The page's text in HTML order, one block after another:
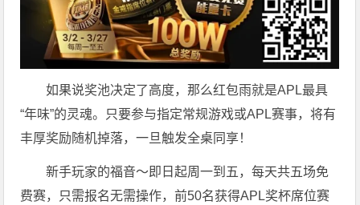
如果说奖池决定了高度，那么红包雨就是APL最具
“年味”的灵魂。只要参与指定常规游戏或APL赛事，将有
丰厚奖励随机掉落，一旦触发全桌同享！
新手玩家的福音～即日起周一到五，每天共五场免
费赛，只需报名无需操作，前50名获得APL奖杯席位赛